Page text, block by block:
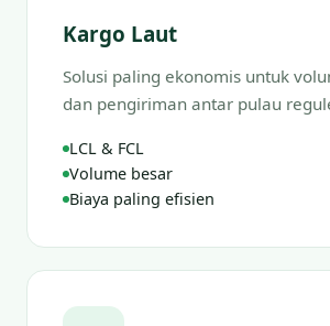
Kargo Laut
Solusi paling ekonomis untuk
dan pengiriman antar pulau
LCL & FCL
Volume besar
Biaya paling efisien